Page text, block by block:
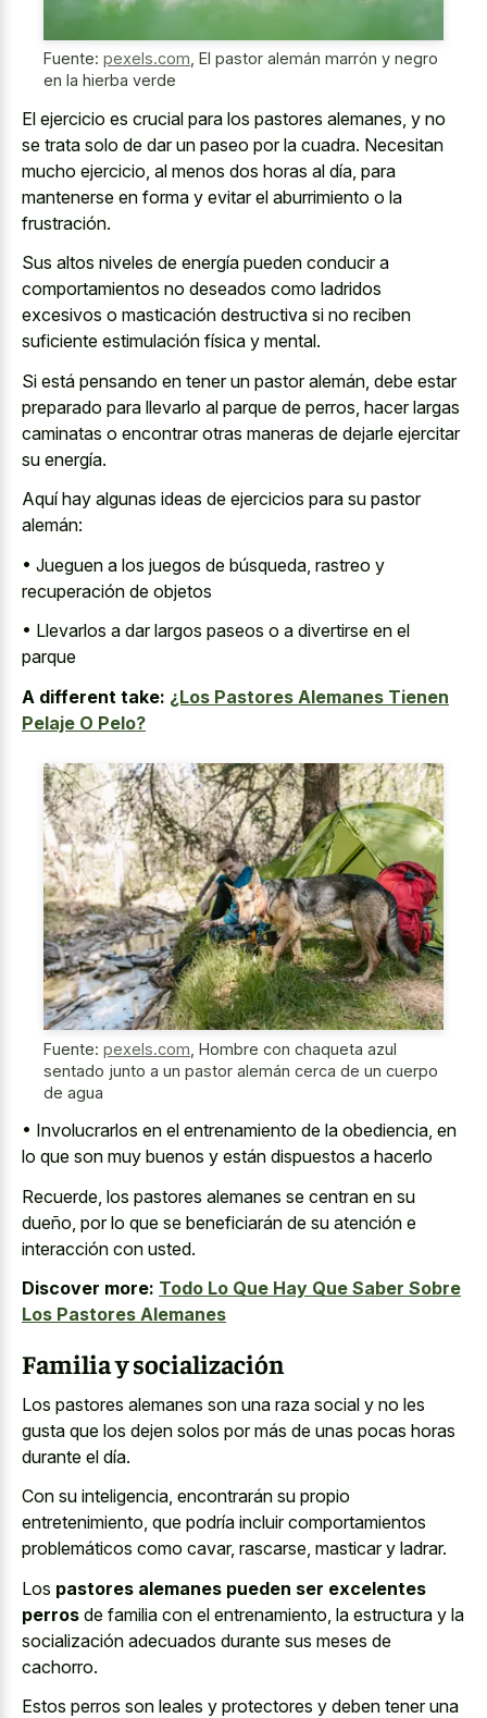
Fuente: pexels.com El pastor alemán marrón y negro
en la hierba verde
El ejercicio es crucial para los pastores alemanes, y no
se trata solo de dar un paseo por la cuadra. Necesitan
mucho ejercicio, al menos dos horas al día, para
mantenerse en forma y evitar el aburrimiento o la
frustración.
Sus altos niveles de energía pueden conducir a
comportamientos no deseados como ladridos
excesivos o masticación destructiva si no reciben
suficiente estimulación física y mental.
Si está pensando en tener un pastor alemán, debe estar
preparado para llevarlo al parque de perros, hacer largas
caminatas o encontrar otras maneras de dejarle ejercitar
su energía.
Aquí hay algunas ideas de ejercicios para su pastor
alemán:
• Jueguen a los juegos de búsqueda, rastreo y
recuperación de objetos
• Llevarlos a dar largos paseos o a divertirse en el
parque
A different take: ¿Los Pastores Alemanes Tienen
Pelaje O Pelo?
Fuente: pexels.com Hombre con chaqueta azul
sentado junto a un pastor alemán cerca de un cuerpo
de agua
• Involucrarlos en el entrenamiento de la obediencia, en
lo que son muy buenos y están dispuestos a hacerlo
Recuerde, los pastores alemanes se centran en su
dueño, por lo que se beneficiarán de su atención e
interacción con usted.
Discover more: Todo Lo Que Hay Que Saber Sobre
Los Pastores Alemanes
Familia y socialización
Los pastores alemanes son una raza social y no les
gusta que los dejen solos por más de unas pocas horas
durante el día.
Con su inteligencia, encontrarán su propio
entretenimiento, que podría incluir comportamientos
problemáticos como cavar, rascarse, masticar y ladrar.
Los pastores alemanes pueden ser excelentes
perros de familia con el entrenamiento, la estructura y la
socialización adecuados durante sus meses de
cachorro.
Estos perros son leales y protectores y deben tener una